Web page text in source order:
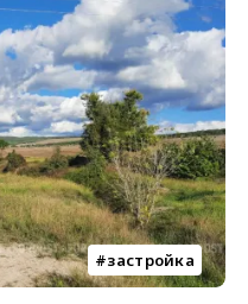
застройка